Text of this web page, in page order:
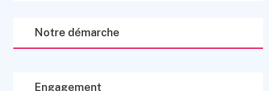
Notre démarche
Engagement